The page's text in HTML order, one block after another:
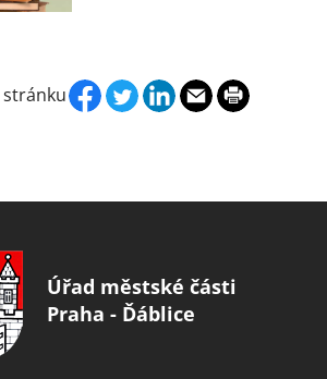
Úřad městské části
Praha - Ďáblice